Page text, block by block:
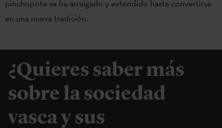
pinchopote se ha arraigado y extendido hasta convertirse
en una nueva tradición.
¿Quieres saber más
sobre la sociedad
vasca y sus